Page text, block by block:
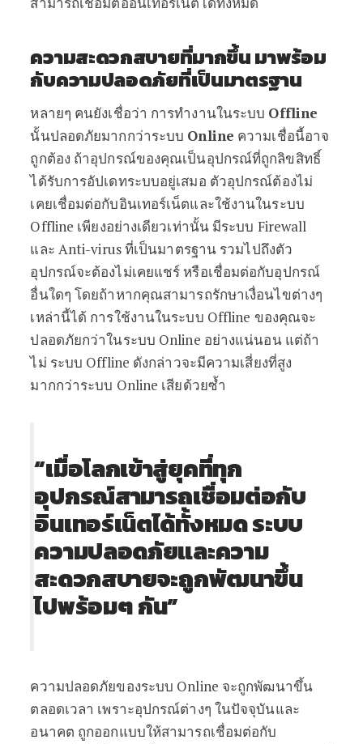
ความสะดวกสบายที่มากขึ้น มาพร้อม
กับความปลอดภัยที่เป็นมาตรฐาน
หลายๆ คนยังเชื่อว่า การทำงานในระบบ Offline
นั้นปลอดภัยมากกว่าระบบ Online ความเชื่อนี้อาจ
ถูกต้อง ถ้าอุปกรณ์ของคุณเป็นอุปกรณ์ที่ถูกลิขสิทธิ์
ได้รับการอัปเดทระบบอยู่เสมอ ตัวอุปกรณ์ต้องไม่
เคยเชื่อมต่อกับอินเทอร์เน็ตและใช้งานในระบบ
Offline เพียงอย่างเดียวเท่านั้น มีระบบ Firewall
และ Anti-virus ที่เป็นมาตรฐาน รวมไปถึงตัว
อุปกรณ์จะต้องไม่เคยแชร์ หรือเชื่อมต่อกับอุปกรณ์
อื่นใดๆ โดยถ้าหากคุณสามารถรักษาเงื่อนไขต่างๆ
เหล่านี้ได้ การใช้งานในระบบ Offline ของคุณจะ
ปลอดภัยกว่าในระบบ Online อย่างแน่นอน แต่ถ้า
ไม่ ระบบ Offline ดังกล่าวจะมีความเสี่ยงที่สูง
มากกว่าระบบ Online เสียด้วยซ้ำ
“เมื่อโลกเข้าสู่ยุคที่ทุก
อุปกรณ์สามารถเชื่อมต่อกับ
อินเทอร์เน็ตได้ทั้งหมด ระบบ
ความปลอดภัยและความ
สะดวกสบายจะถูกพัฒนาขึ้น
ไปพร้อมๆ กัน”
ความปลอดภัยของระบบ Online จะถูกพัฒนาขึ้น
ตลอดเวลา เพราะอุปกรณ์ต่างๆ ในปัจจุบันและ
อนาคต ถูกออกแบบให้สามารถเชื่อมต่อกับ